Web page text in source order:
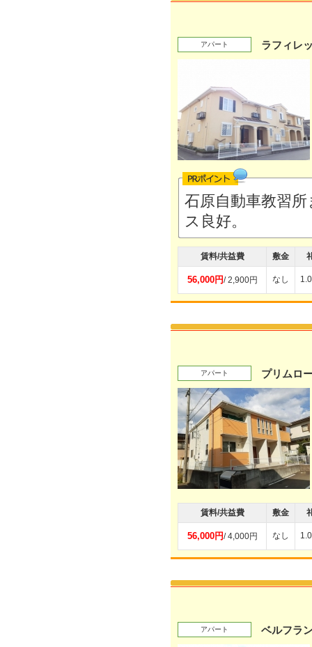
アパート ラフィレ
石原自動車教習
ス良好。
賃料/共益費 敷金
56,000円/ 2,900円 なし
アパート プリムロ
賃料/共益費 敷金
56,000円/ 4,000円 なし
アパート ベルフラ